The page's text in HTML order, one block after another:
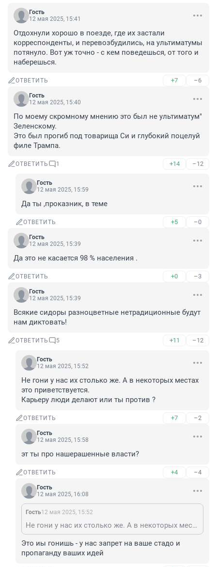
Гость
12 мая 2025, 15:41
Отдохнули хорошо в поезде, где их застали
корреспонденты, и перевозбудились, на ультиматумы
потянуло. Вот уж точно - с кем поведешься, от того и
наберешься.
ОТВЕТИТЬ +7 –6
Гость
12 мая 2025, 15:40
По моему скромному мнению это был не ультиматум"
Зеленскому.
Это был прогиб под товарища Си и глубокий поцелуй
филе Трампа.
ОТВЕТИТЬ 1 +14 –12
Гость
12 мая 2025, 15:59
Да ты ,проказник, в теме
ОТВЕТИТЬ +5 –0
Гость
12 мая 2025, 15:39
Да это не касается 98 % населения .
ОТВЕТИТЬ +0 –3
Гость
12 мая 2025, 15:39
Всякие сидоры разноцветные нетрадиционные будут
нам диктовать!
ОТВЕТИТЬ 5 +11 –12
Гость
12 мая 2025, 15:52
Не гони у нас их столько же. А в некоторых местах
это приветствуется.
Карьеру люди делают или ты против ?
ОТВЕТИТЬ +7 –2
Гость
12 мая 2025, 15:58
эт ты про нашерашенные власти?
ОТВЕТИТЬ +4 –4
Гость
12 мая 2025, 16:08
Гость12 мая 2025, 15:52
Не гони у нас их столько же. А в некоторых местах это приветствуется. Карьеру люди делают или ты против ?
Это иы гонишь - у нас запрет на ваше стадо и
пропаганду ваших идей